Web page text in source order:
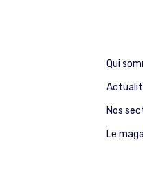
Qui
Nos
Le